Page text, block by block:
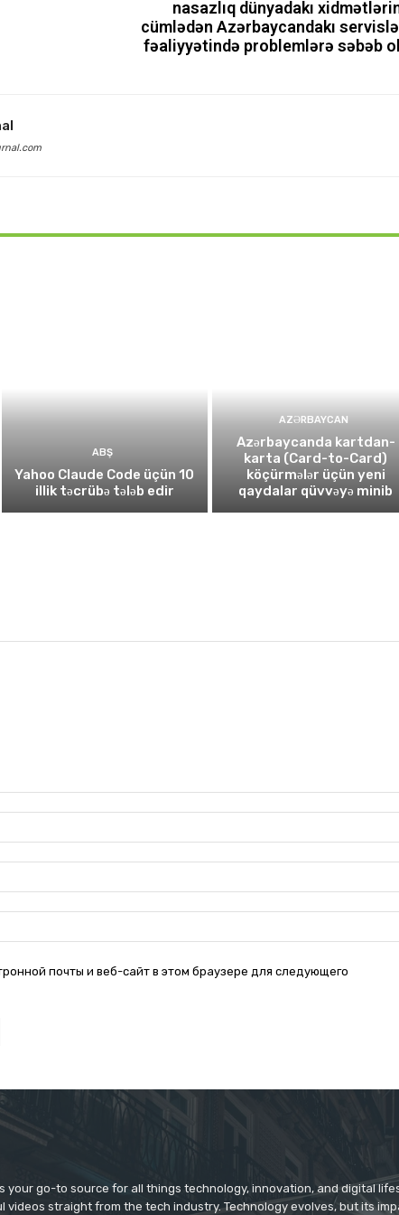
nasazlıq dünyadakı
cümlədən Azərbaycandakı
fəaliyyətində problemlərə səbəb
ABŞ
Yahoo Claude Code üçün 10
illik təcrübə tələb edir
AZƏRBAYCAN
Azərbaycanda kartdan-
karta (Card-to-Card)
köçürmələr üçün yeni
qaydalar qüvvəyə minib
почты и веб-сайт в этом браузере для следующего
your go-to source for all things technology, innovation, and digital
videos straight from the tech industry. Technology evolves, but its